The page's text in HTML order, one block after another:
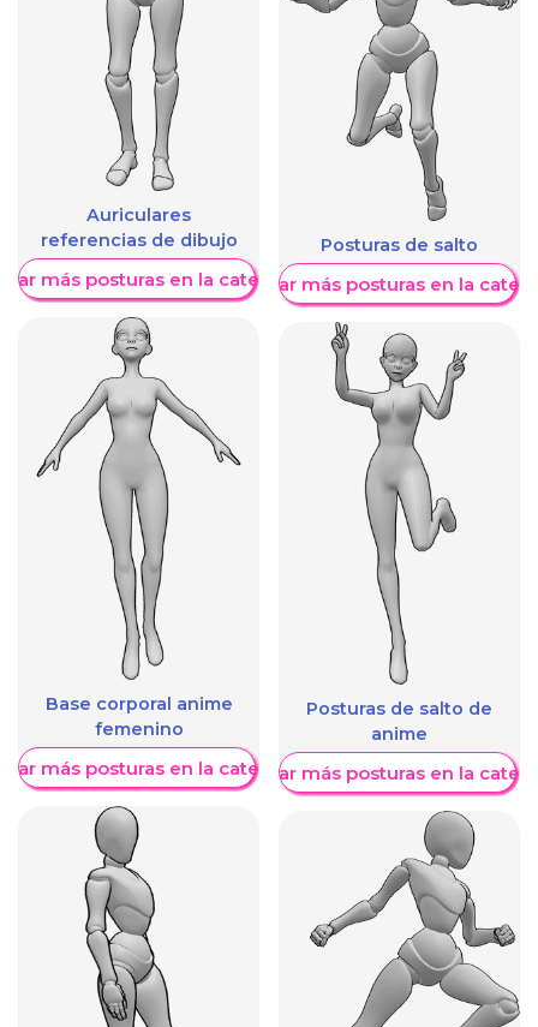
Auriculares
referencias de dibujo
más posturas en la categoría
Base corporal anime
femenino
más posturas en la categoría
Posturas de salto
Mostrar más posturas en la
Posturas de salto de
anime
Mostrar más posturas en la